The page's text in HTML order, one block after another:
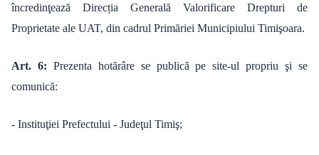
încredinţează Direcția Generală Valorificare Drepturi de
Proprietate ale UAT, din cadrul Primăriei Municipiului Timişoara.
Art. 6: Prezenta hotărâre se publică pe site-ul propriu şi se
comunică:
- Instituţiei Prefectului - Judeţul Timiş;